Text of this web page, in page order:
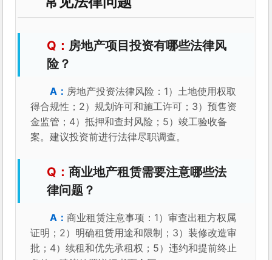
房地产项目投资有哪些法律风
险？
房地产投资法律风险：1）土地使用权取
得合规性；2）规划许可和施工许可；3）预售资
金监管；4）抵押和查封风险；5）竣工验收备
案。建议投资前进行法律尽职调查。
商业地产租赁需要注意哪些法
律问题？
商业租赁注意事项：1）审查出租方权属
证明；2）明确租赁用途和限制；3）装修改造审
批；4）续租和优先承租权；5）违约和提前终止